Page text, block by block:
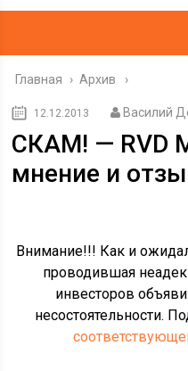
Главная › Архив
12.12.2013 Василий
СКАМ! — RVD
мнение и
Внимание!!! Как и
проводившая
инвесторов
несостоятельности.